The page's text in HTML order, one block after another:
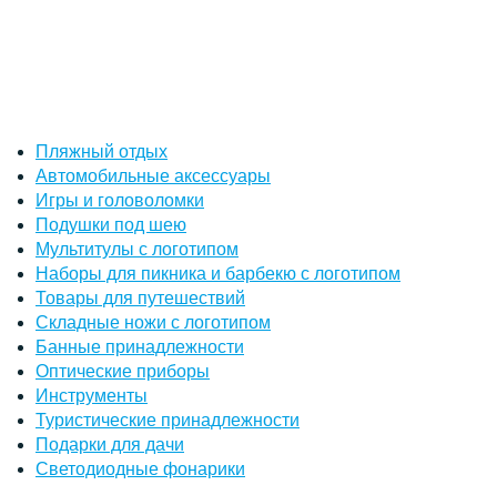
Пляжный отдых
Автомобильные аксессуары
Игры и головоломки
Подушки под шею
Мультитулы с логотипом
Наборы для пикника и барбекю с логотипом
Товары для путешествий
Складные ножи с логотипом
Банные принадлежности
Оптические приборы
Инструменты
Туристические принадлежности
Подарки для дачи
Светодиодные фонарики